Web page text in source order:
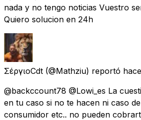
nada y no tengo noticias Vuestro
Quiero solucion en 24h
ΣέργιοCdt (@Mathziu) reportó
@backccount78 @Lowi_es La
en tu caso si no te hacen ni caso
consumidor etc.. no pueden